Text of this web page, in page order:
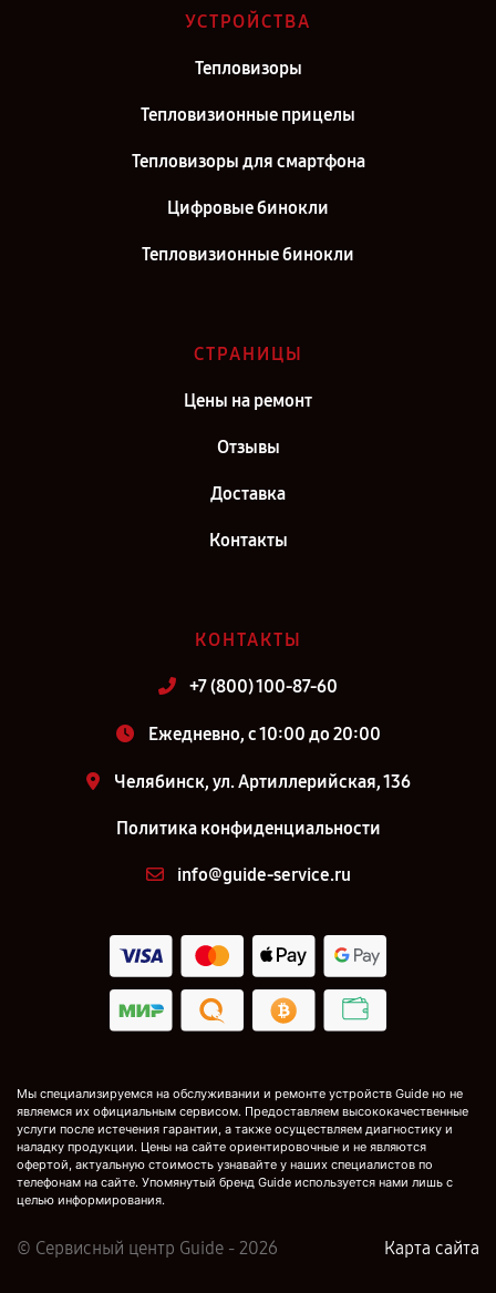
Ремонт тепловизионного прицела Guide TU в г. Киров
Ремонт тепловизионного прицела Guide TU в г. Санкт-Петербург
УСТРОЙСТВА
Тепловизоры
Тепловизионные прицелы
Тепловизоры для смартфона
Цифровые бинокли
Тепловизионные бинокли
СТРАНИЦЫ
Цены на ремонт
Отзывы
Доставка
Контакты
КОНТАКТЫ
+7 (800) 100-87-60
Ежедневно, с 10:00 до 20:00
Челябинск, ул. Артиллерийская, 136
Политика конфиденциальности
info@guide-service.ru
Мы специализируемся на обслуживании и ремонте устройств Guide но не
являемся их официальным сервисом. Предоставляем высококачественные
услуги после истечения гарантии, а также осуществляем диагностику и
наладку продукции. Цены на сайте ориентировочные и не являются
офертой, актуальную стоимость узнавайте у наших специалистов по
телефонам на сайте. Упомянутый бренд Guide используется нами лишь с
целью информирования.
© Сервисный центр Guide - 2026 Карта сайта